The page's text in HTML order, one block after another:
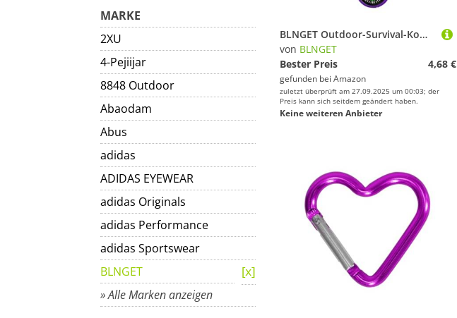
MARKE
2XU
4-Pejiijar
8848 Outdoor
Abaodam
Abus
adidas
ADIDAS EYEWEAR
adidas Originals
adidas Performance
adidas Sportswear
BLNGET
» Alle Marken anzeigen
BLNGET Outdoor-Survival-Kompasse, Bergsteiger-Zeiger, Navigationswerkzeug, tragbarer Landhof für Wandern, Bergsteigen, Kompasse, Zeiger-Navigation
von BLNGET
Bester Preis
4,68 €
gefunden bei Amazon
zuletzt überprüft am 27.09.2025 um 00:03; der
Preis kann sich seitdem geändert haben.
Keine weiteren Anbieter